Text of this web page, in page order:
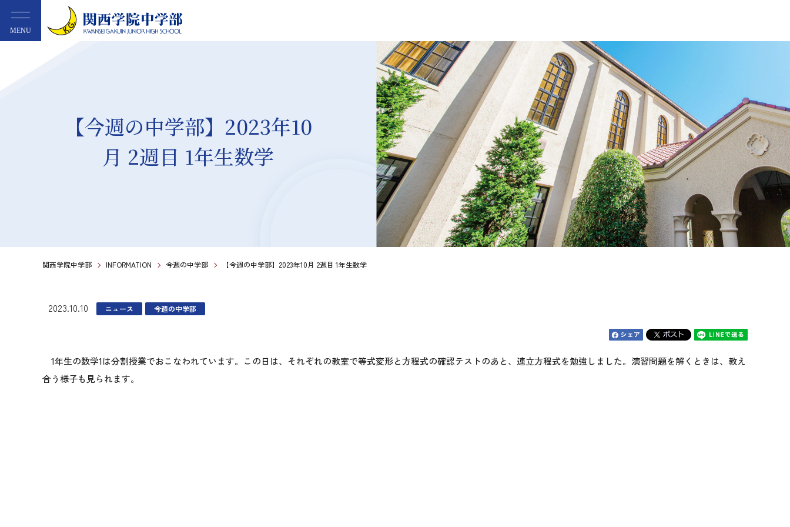
MENU
【今週の中学部】2023年10
月 2週目 1年生数学
関西学院中学部 INFORMATION 今週の中学部 【今週の中学部】2023年10月 2週目 1年生数学
2023.10.10 ニュース 今週の中学部
1年生の数学1は分割授業でおこなわれています。この日は、それぞれの教室で等式変形と方程式の確認テストのあと、連立方程式を勉強しました。演習問題を解くときは、教え
合う様子も見られます。